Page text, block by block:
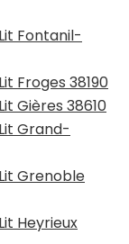
Fontanil-
Froges 38190
Gières 38610
Grand-
Grenoble
Heyrieux